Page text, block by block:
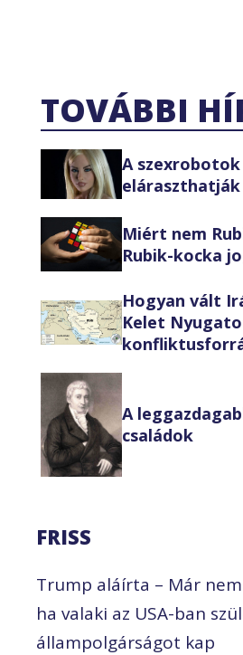
TOVÁBBI
A
Miért nem
Rubik-kocka
Hogyan vált
Kelet
A
családok
FRISS
Trump aláírta – Már
ha valaki az USA-ban
állampolgárságot kap